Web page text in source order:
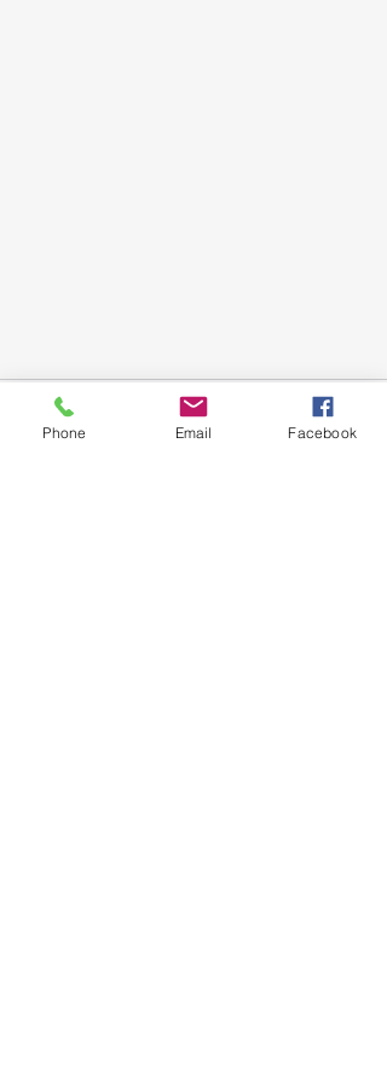
Phone Email Facebook